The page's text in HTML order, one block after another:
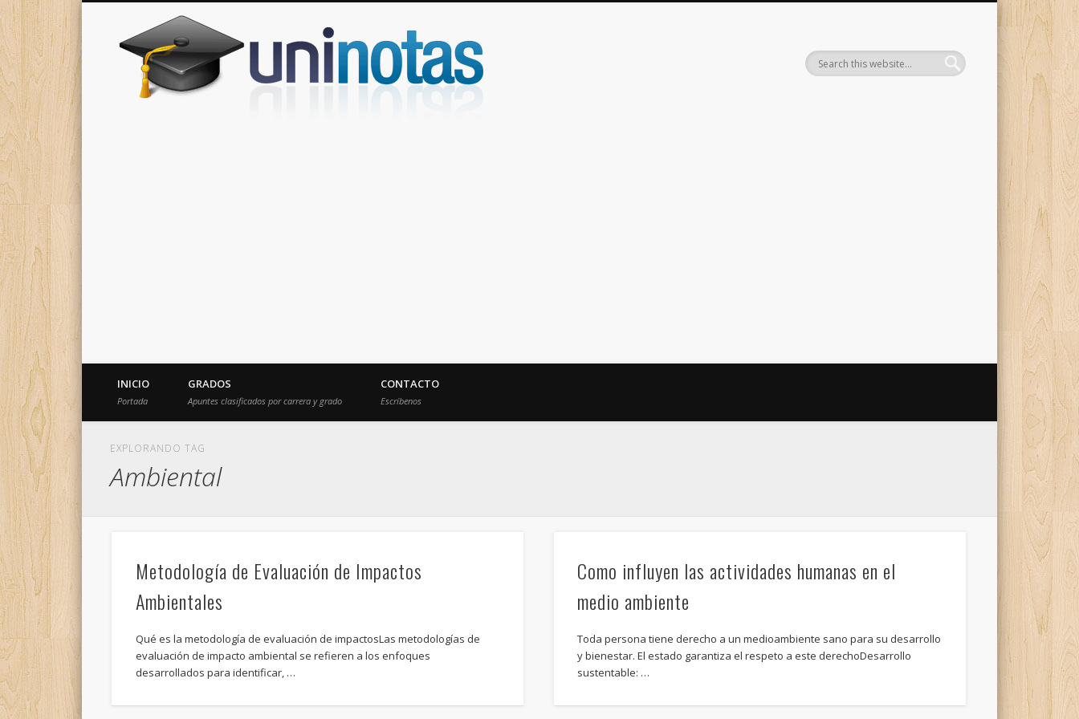
Donde encontrarás todas los apuntes de tu carrera
INICIO
Portada
GRADOS
Apuntes clasificados por carrera y grado
CONTACTO
Escríbenos
EXPLORANDO TAG
Ambiental
Metodología de Evaluación de Impactos
Ambientales
Qué es la metodología de evaluación de impactosLas metodologías de
evaluación de impacto ambiental se refieren a los enfoques
desarrollados para identificar, …
Como influyen las actividades humanas en el
medio ambiente
Toda persona tiene derecho a un medioambiente sano para su desarrollo
y bienestar. El estado garantiza el respeto a este derechoDesarrollo
sustentable: …